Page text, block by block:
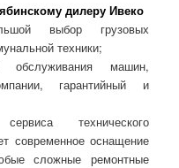
дилеру Ивеко
выбор грузовых
техники;
обслуживания машин,
гарантийный и
технического
современное оснащение
сложные ремонтные